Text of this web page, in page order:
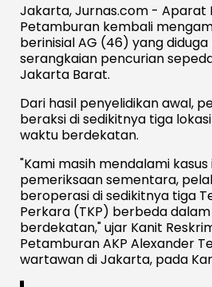
Jakarta, Jurnas.com - Aparat
Petamburan kembali
berinisial AG (46) yang
serangkaian pencurian
Jakarta Barat.
Dari hasil penyelidikan awal,
beraksi di sedikitnya tiga
waktu berdekatan.
"Kami masih mendalami
pemeriksaan sementara,
beroperasi di sedikitnya tiga
Perkara (TKP) berbeda
berdekatan," ujar Kanit
Petamburan AKP Alexander
wartawan di Jakarta, pada